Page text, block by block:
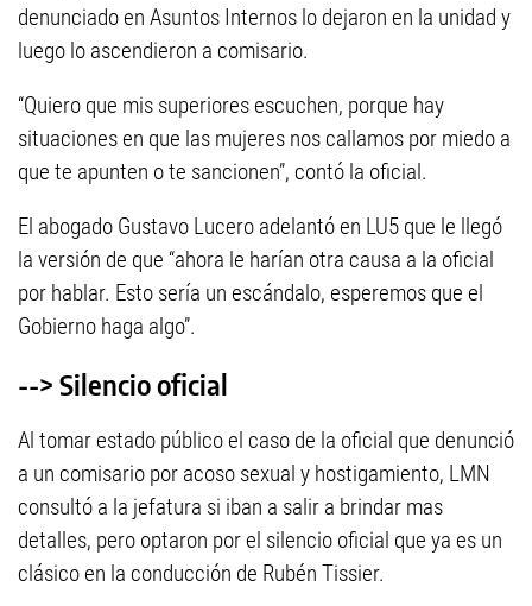
denunciado en Asuntos Internos lo dejaron en la unidad y
luego lo ascendieron a comisario.
“Quiero que mis superiores escuchen, porque hay
situaciones en que las mujeres nos callamos por miedo a
que te apunten o te sancionen”, contó la oficial.
El abogado Gustavo Lucero adelantó en LU5 que le llegó
la versión de que “ahora le harían otra causa a la oficial
por hablar. Esto sería un escándalo, esperemos que el
Gobierno haga algo”.
--> Silencio oficial
Al tomar estado público el caso de la oficial que denunció
a un comisario por acoso sexual y hostigamiento, LMN
consultó a la jefatura si iban a salir a brindar mas
detalles, pero optaron por el silencio oficial que ya es un
clásico en la conducción de Rubén Tissier.